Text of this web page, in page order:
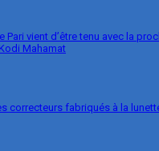
Pari vient d’être tenu avec la
Mahamat
correcteurs fabriqués à la